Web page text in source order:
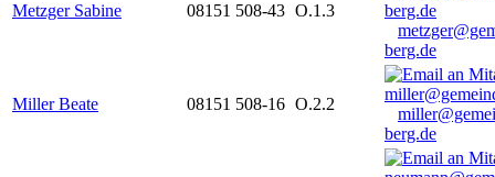
Metzger Sabine 08151 508-43 O.1.3
berg.de
Miller Beate 08151 508-16 O.2.2
berg.de